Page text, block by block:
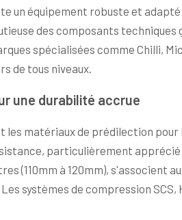
un équipement robuste et
des composants
spécialisées comme Chilli,
de tous niveaux.
une durabilité accrue
les matériaux de prédilection
particulièrement apprécié
(110mm à 120mm), s'associent
systèmes de compression